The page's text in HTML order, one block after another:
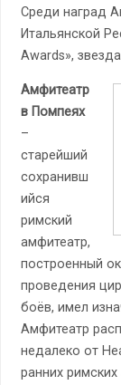
Среди наград
Итальянской
Awards»,
Амфитеатр
в Помпеях
–
старейший
сохранивш
ийся
римский
амфитеатр,
построенный
проведения
боёв, имел
Амфитеатр
недалеко от
ранних